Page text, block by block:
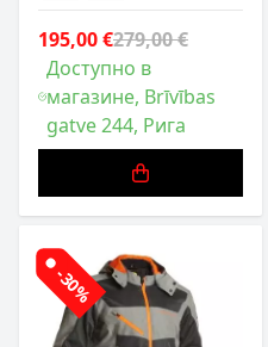
195,00 €279,00 €
Доступно в
магазине, Brīvības
gatve 244, Рига
-30%